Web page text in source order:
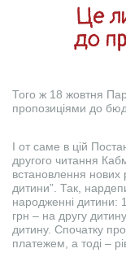
Того ж 18 жовтня
пропозиціями до
І от саме в цій
другого читання
встановлення нових
дитини”. Так,
народженні дитини:
грн – на другу
дитину. Спочатку
платежем, а тоді –